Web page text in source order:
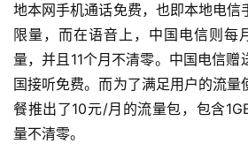
地本网手机通话免费，也即本地电信
限量，而在语音上，中国电信则每
量，并且11个月不清零。中国电信
国接听免费。而为了满足用户的流量
餐推出了10元/月的流量包，包含
量不清零。